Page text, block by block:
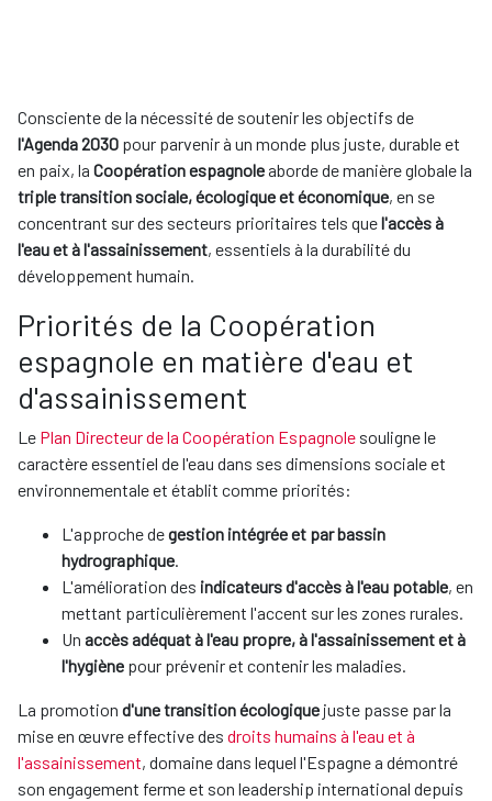
Consciente de la nécessité de soutenir les objectifs de
l'Agenda 2030 pour parvenir à un monde plus juste, durable et
en paix, la Coopération espagnoleaborde de manière globale la
triple transition sociale, écologique et économique, en se
concentrant sur des secteurs prioritaires tels quel'accès à
l'eau et à l'assainissement, essentiels à la durabilité du
développement humain.
Priorités de la Coopération
espagnole en matière d'eau et
d'assainissement
Le Plan Directeur de la Coopération Espagnole souligne le
caractère essentiel de l'eau dans ses dimensions sociale et
environnementale et établit comme priorités:
L'approche degestion intégrée et par bassin
hydrographique.
L'amélioration des indicateurs d'accès à l'eau potable, en
mettant particulièrement l'accent sur les zones rurales.
Un accès adéquat à l'eau propre, à l'assainissement et à
l'hygiène pour prévenir et contenir les maladies.
La promotion d'une transition écologique juste passe par la
mise en œuvre effective des droits humains à l'eau et à
l'assainissement, domaine dans lequel l'Espagne a démontré
son engagement ferme et son leadership international depuis